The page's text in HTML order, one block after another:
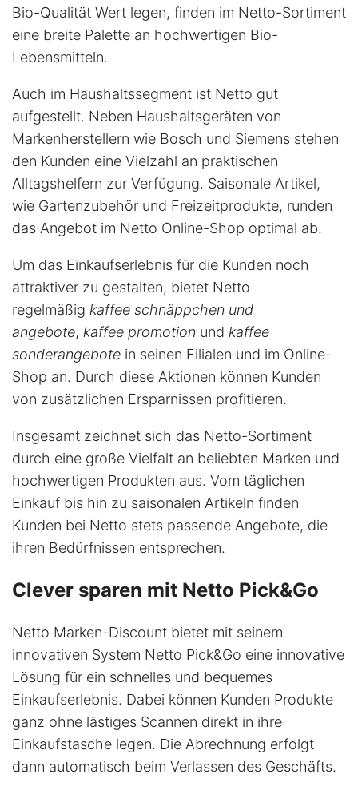
Bio-Qualität Wert legen, finden im Netto-Sortiment
eine breite Palette an hochwertigen Bio-
Lebensmitteln.
Auch im Haushaltssegment ist Netto gut
aufgestellt. Neben Haushaltsgeräten von
Markenherstellern wie Bosch und Siemens stehen
den Kunden eine Vielzahl an praktischen
Alltagshelfern zur Verfügung. Saisonale Artikel,
wie Gartenzubehör und Freizeitprodukte, runden
das Angebot im Netto Online-Shop optimal ab.
Um das Einkaufserlebnis für die Kunden noch
attraktiver zu gestalten, bietet Netto
regelmäßig kaffee schnäppchen und
angebote, kaffee promotion und kaffee
sonderangebote in seinen Filialen und im Online-
Shop an. Durch diese Aktionen können Kunden
von zusätzlichen Ersparnissen profitieren.
Insgesamt zeichnet sich das Netto-Sortiment
durch eine große Vielfalt an beliebten Marken und
hochwertigen Produkten aus. Vom täglichen
Einkauf bis hin zu saisonalen Artikeln finden
Kunden bei Netto stets passende Angebote, die
ihren Bedürfnissen entsprechen.
Clever sparen mit Netto Pick&Go
Netto Marken-Discount bietet mit seinem
innovativen System Netto Pick&Go eine innovative
Lösung für ein schnelles und bequemes
Einkaufserlebnis. Dabei können Kunden Produkte
ganz ohne lästiges Scannen direkt in ihre
Einkaufstasche legen. Die Abrechnung erfolgt
dann automatisch beim Verlassen des Geschäfts.